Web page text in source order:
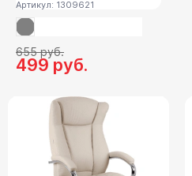
Артикул: 1309621
499руб.
655руб.